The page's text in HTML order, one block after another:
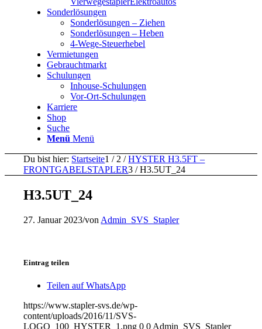
Sonderlösungen
Sonderlösungen – Ziehen
Sonderlösungen – Heben
4-Wege-Steuerhebel
Vermietungen
Gebrauchtmarkt
Schulungen
Inhouse-Schulungen
Vor-Ort-Schulungen
Karriere
Shop
Suche
Menü Menü
Du bist hier: Startseite1 / 2 / HYSTER H3.5FT –
FRONTGABELSTAPLER3 / H3.5UT_24
H3.5UT_24
27. Januar 2023/von Admin_SVS_Stapler
Eintrag teilen
Teilen auf WhatsApp
https://www.stapler-svs.de/wp-
content/uploads/2016/11/SVS-
LOGO_100_HYSTER_1.png 0 0 Admin_SVS_Stapler